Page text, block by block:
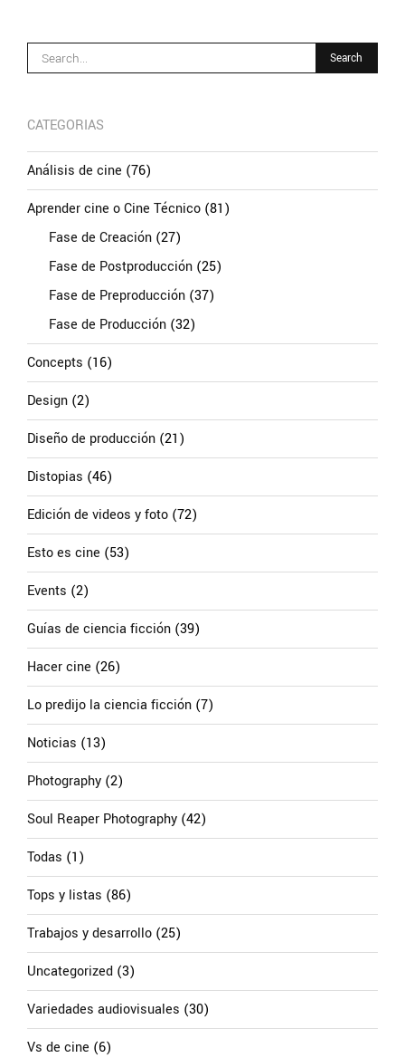
CATEGORIAS
Análisis de cine (76)
Aprender cine o Cine Técnico (81)
Fase de Creación (27)
Fase de Postproducción (25)
Fase de Preproducción (37)
Fase de Producción (32)
Concepts (16)
Design (2)
Diseño de producción (21)
Distopias (46)
Edición de videos y foto (72)
Esto es cine (53)
Events (2)
Guías de ciencia ficción (39)
Hacer cine (26)
Lo predijo la ciencia ficción (7)
Noticias (13)
Photography (2)
Soul Reaper Photography (42)
Todas (1)
Tops y listas (86)
Trabajos y desarrollo (25)
Uncategorized (3)
Variedades audiovisuales (30)
Vs de cine (6)